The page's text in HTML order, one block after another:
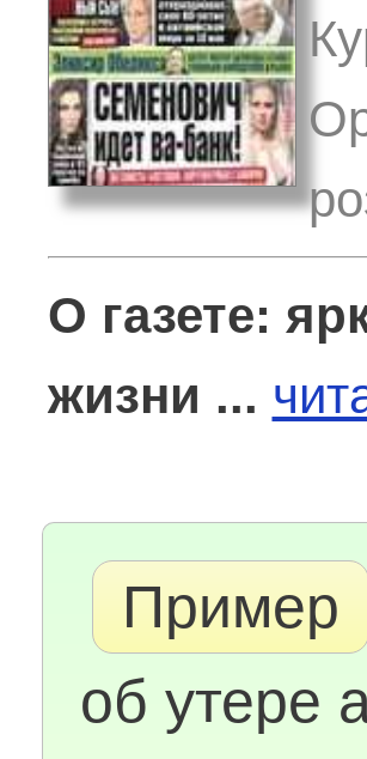
О газете:
жизни ...
Пример
об утере